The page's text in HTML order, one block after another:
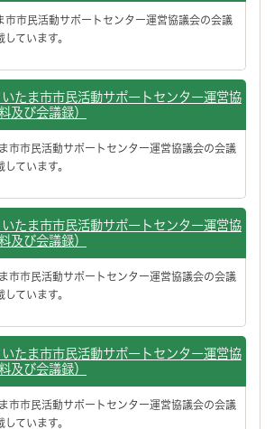
市市民活動サポートセンター運営協議会の会議
ています。
たま市市民活動サポートセンター運営協
及び会議録）
市市民活動サポートセンター運営協議会の会議
ています。
たま市市民活動サポートセンター運営協
及び会議録）
市市民活動サポートセンター運営協議会の会議
ています。
たま市市民活動サポートセンター運営協
及び会議録）
市市民活動サポートセンター運営協議会の会議
ています。